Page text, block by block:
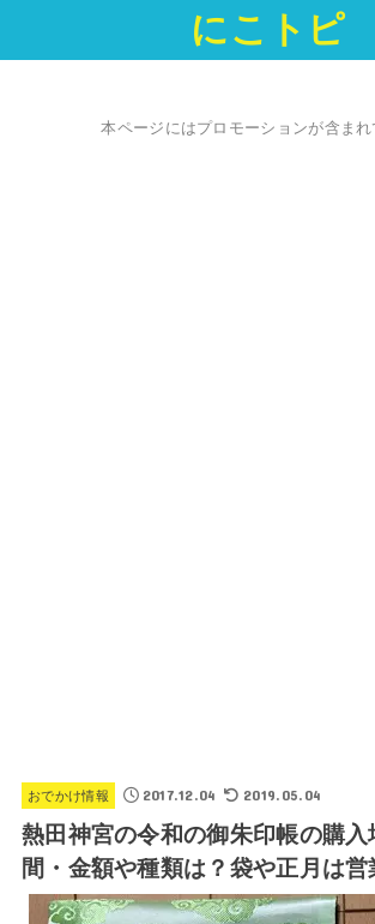
にこトピ
本ページにはプロモーションが含まれ
おでかけ情報 2017.12.04 2019.05.04
熱田神宮の令和の御朱印帳の購
間・金額や種類は？袋や正月は営